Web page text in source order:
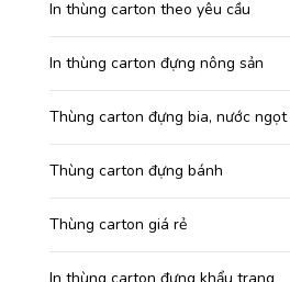
In thùng carton theo yêu cầu
In thùng carton đựng nông sản
Thùng carton đựng bia, nước ngọt
Thùng carton đựng bánh
Thùng carton giá rẻ